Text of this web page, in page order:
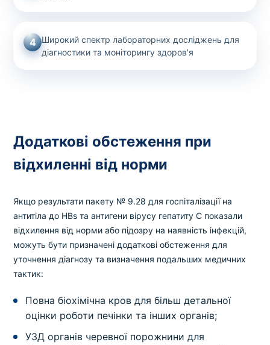
4 Широкий спектр лабораторних досліджень для
діагностики та моніторингу здоров'я
Додаткові обстеження при
відхиленні від норми
Якщо результати пакету № 9.28 для госпіталізації на
антитіла до HBs та антигени вірусу гепатиту C показали
відхилення від норми або підозру на наявність інфекцій,
можуть бути призначені додаткові обстеження для
уточнення діагнозу та визначення подальших медичних
тактик:
Повна біохімічна кров для більш детальної
оцінки роботи печінки та інших органів;
УЗД органів черевної порожнини для